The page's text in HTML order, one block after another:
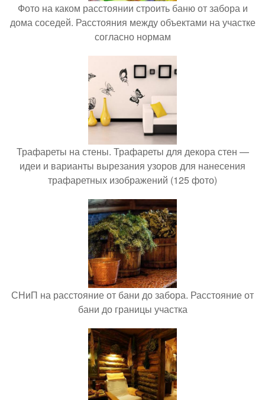
Фото на каком расстоянии строить баню от забора и
дома соседей. Расстояния между объектами на участке
согласно нормам
Трафареты на стены. Трафареты для декора стен —
идеи и варианты вырезания узоров для нанесения
трафаретных изображений (125 фото)
СНиП на расстояние от бани до забора. Расстояние от
бани до границы участка